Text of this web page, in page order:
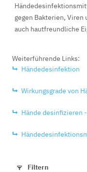
gegen Bakterien,
auch hautfreundliche
Weiterführende Links:
Händedesinfektion
Wirkungsgrade von
Hände desinfizieren
Filtern